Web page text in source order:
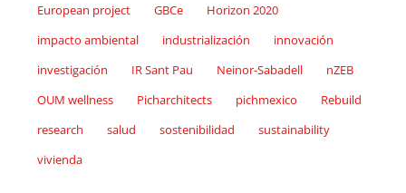
European project
GBCe
Horizon 2020
impacto ambiental
industrialización
innovación
investigación
IR Sant Pau Neinor-Sabadell
nZEB
OUM wellness
Picharchitects pichmexico
Rebuild
research
salud sostenibilidad
sustainability
vivienda